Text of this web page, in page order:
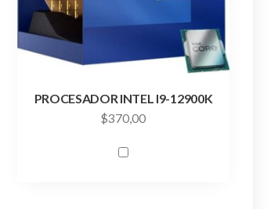
PROCESADOR INTEL I9-12900K
$370,00